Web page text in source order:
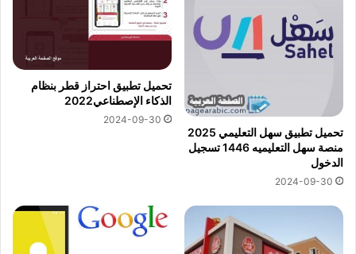
تحميل تطبيق سهل التعليمي 2025
منصة سهل التعليميه 1446 تسجيل
الدخول
2024-09-30
تحميل تطبيق احتراز قطر بنظام
الذكاء الإصطناعي2022
2024-09-30